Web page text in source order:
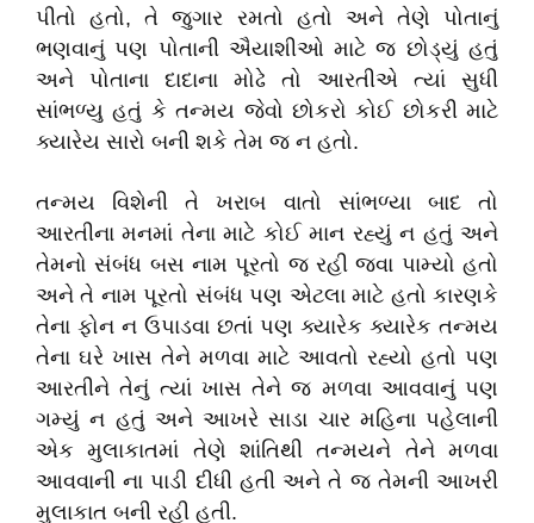
પીતો હતો, તે જુગાર રમતો હતો અને તેણે પોતાનું
ભણવાનું પણ પોતાની ઐયાશીઓ માટે જ છોડ્યું હતું
અને પોતાના દાદાના મોઢે તો આરતીએ ત્યાં સુધી
સાંભળ્યુ હતું કે તન્મય જેવો છોકરો કોઈ છોકરી માટે
ક્યારેય સારો બની શકે તેમ જ ન હતો.
તન્મય વિશેની તે ખરાબ વાતો સાંભળ્યા બાદ તો
આરતીના મનમાં તેના માટે કોઈ માન રહ્યું ન હતું અને
તેમનો સંબંધ બસ નામ પૂરતો જ રહી જવા પામ્યો હતો
અને તે નામ પૂરતો સંબંધ પણ એટલા માટે હતો કારણકે
તેના ફોન ન ઉપાડવા છતાં પણ ક્યારેક ક્યારેક તન્મય
તેના ઘરે ખાસ તેને મળવા માટે આવતો રહ્યો હતો પણ
આરતીને તેનું ત્યાં ખાસ તેને જ મળવા આવવાનું પણ
ગમ્યું ન હતું અને આખરે સાડા ચાર મહિના પહેલાની
એક મુલાકાતમાં તેણે શાંતિથી તન્મયને તેને મળવા
આવવાની ના પાડી દીધી હતી અને તે જ તેમની આખરી
મુલાકાત બની રહી હતી.